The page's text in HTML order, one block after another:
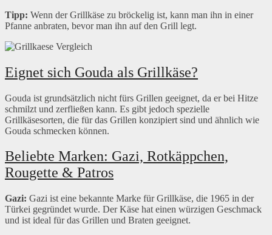
Tipp: Wenn der Grillkäse zu bröckelig ist, kann man ihn in einer
Pfanne anbraten, bevor man ihn auf den Grill legt.
Eignet sich Gouda als Grillkäse?
Gouda ist grundsätzlich nicht fürs Grillen geeignet, da er bei Hitze
schmilzt und zerfließen kann. Es gibt jedoch spezielle
Grillkäsesorten, die für das Grillen konzipiert sind und ähnlich wie
Gouda schmecken können.
Beliebte Marken: Gazi, Rotkäppchen,
Rougette & Patros
Gazi: Gazi ist eine bekannte Marke für Grillkäse, die 1965 in der
Türkei gegründet wurde. Der Käse hat einen würzigen Geschmack
und ist ideal für das Grillen und Braten geeignet.